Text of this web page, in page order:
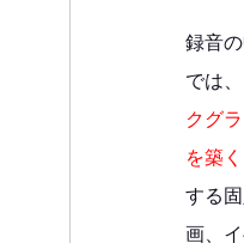
録音
では、
クグ
を築
する
画、